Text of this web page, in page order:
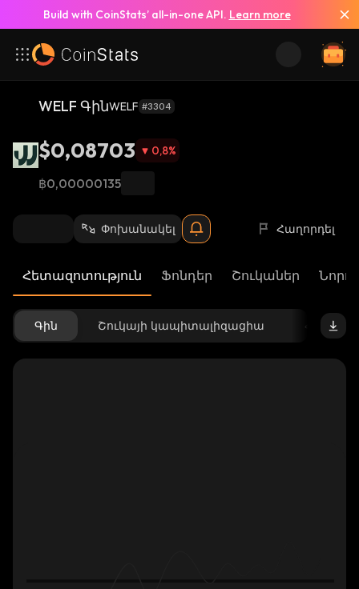
Build with CoinStats’ all-in-one API. Learn more
WELF ԳինWELF #3304
$0,08703 0,8%
฿0,00000135
Փոխանակել Հաղորդել
Հետազոտություն Ֆոնդեր Շուկաներ
Գին Շուկայի կապիտալիզացիա